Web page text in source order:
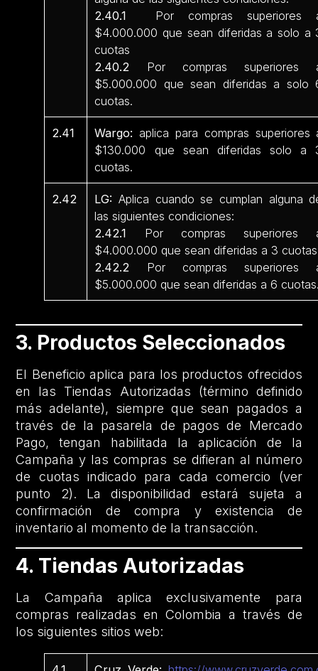
2.40.1 Por compras superiores
$4.000.000 que sean diferidas a solo a
cuotas
2.40.2 Por compras superiores
$5.000.000 que sean diferidas a solo
cuotas.
2.41 Wargo: aplica para compras superiores
$130.000 que sean diferidas solo a
cuotas.
2.42 LG:Aplica cuando se cumplan alguna
las siguientes condiciones:
2.42.1 Por compras superiores
$4.000.000 que sean diferidas a 3
2.42.2 Por compras superiores
$5.000.000 que sean diferidas a 6
3. Productos Seleccionados
El Beneficio aplica para los productos ofrecidos
en las Tiendas Autorizadas (término definido
más adelante), siempre que sean pagados a
través de la pasarela de pagos de Mercado
Pago, tengan habilitada la aplicación de la
Campaña y las compras se difieran al número
de cuotas indicado para cada comercio (ver
punto 2). La disponibilidad estará sujeta a
confirmación de compra y existencia de
inventario al momento de la transacción.
4. Tiendas Autorizadas
La Campaña aplica exclusivamente para
compras realizadas en Colombia a través de
los siguientes sitios web: